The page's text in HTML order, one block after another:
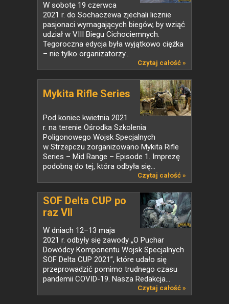
W sobotę 19 czerwca
2021 r. do Sochaczewa zjechali licznie
pasjonaci wymagających biegów, by wziąć
udział w VIII Biegu Cichociemnych.
Tegoroczna edycja była wyjątkowo ciężka
– nie tylko organizatorzy...
Czytaj całość »
Mykita Rifle Series
Pod koniec kwietnia 2021
r. na terenie Ośrodka Szkolenia
Poligonowego Wojsk Specjalnych
w Strzepczu zorganizowano Mykita Rifle
Series – Mid Range – Episode 1. Imprezę
podobną do tej, która odbyła się...
Czytaj całość »
SOF Delta CUP po
raz VII
W dniach 12–13 maja
2021 r. odbyły się zawody „O Puchar
Dowódcy Komponentu Wojsk Specjalnych
SOF Delta CUP 2021”, które udało się
przeprowadzić pomimo trudnego czasu
pandemii COVID-19. Nasza Redakcja...
Czytaj całość »